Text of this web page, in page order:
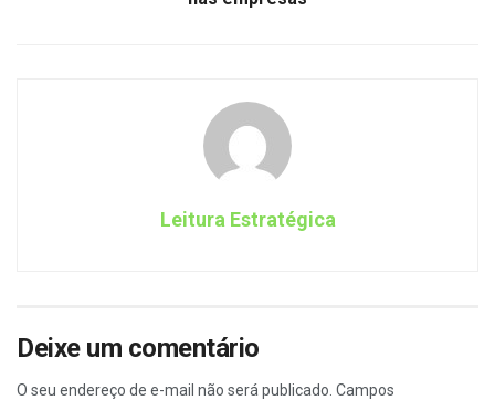
Leitura Estratégica
Deixe um comentário
O seu endereço de e-mail não será publicado. Campos